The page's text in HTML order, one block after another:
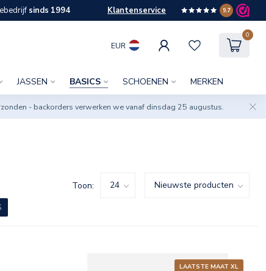
sinds 1994 Klantenservice 9.7
EUR
0
JASSEN BASICS SCHOENEN MERKEN
- backorders verwerken we vanaf dinsdag 25 augustus.
Toon:
LAATSTE MAAT XL